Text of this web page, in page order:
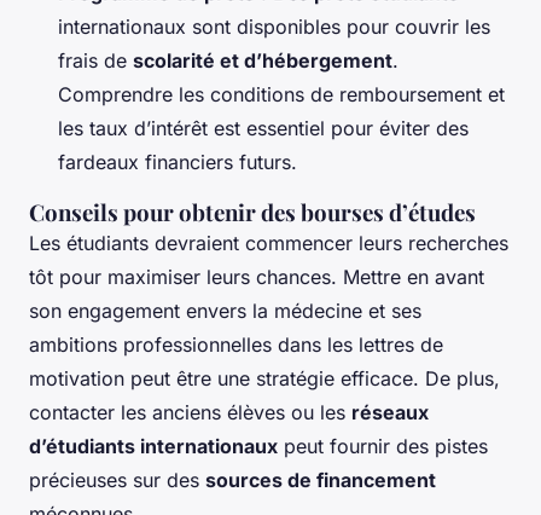
internationaux sont disponibles pour couvrir les
frais de scolarité et d’hébergement.
Comprendre les conditions de remboursement et
les taux d’intérêt est essentiel pour éviter des
fardeaux financiers futurs.
Conseils pour obtenir des bourses d’études
Les étudiants devraient commencer leurs recherches
tôt pour maximiser leurs chances. Mettre en avant
son engagement envers la médecine et ses
ambitions professionnelles dans les lettres de
motivation peut être une stratégie efficace. De plus,
contacter les anciens élèves ou les réseaux
d’étudiants internationaux peut fournir des pistes
précieuses sur des sources de financement